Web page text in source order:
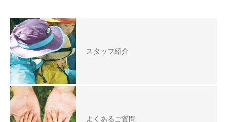
スタッフ紹介
よくあるご質問